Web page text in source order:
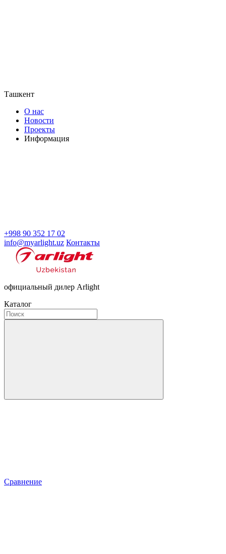
Ташкент
О нас
Новости
Проекты
Информация
+998 90 352 17 02
info@myarlight.uz Контакты
официальный дилер Arlight
Каталог
Сравнение